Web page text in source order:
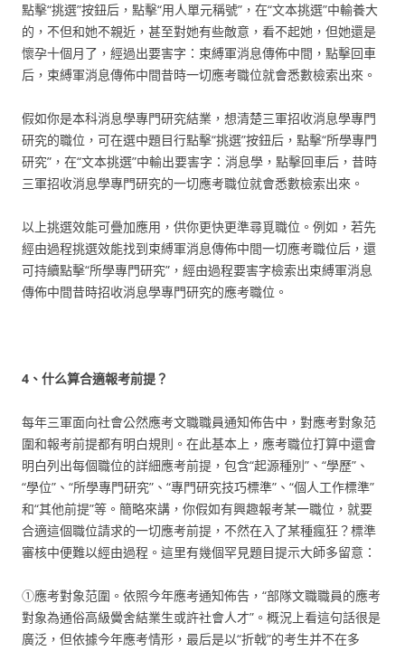
點擊“挑選”按鈕后，點擊“用人單元稱號”，在“文本挑選”中輸養大
的，不但和她不親近，甚至對她有些敵意，看不起她，但她還是
懷孕十個月了，經過出要害字：束縛軍消息傳佈中間，點擊回車
后，束縛軍消息傳佈中間昔時一切應考職位就會悉數檢索出來。
假如你是本科消息學專門研究結業，想清楚三軍招收消息學專門
研究的職位，可在選中題目行點擊“挑選”按鈕后，點擊“所學專門
研究”，在“文本挑選”中輸出要害字：消息學，點擊回車后，昔時
三軍招收消息學專門研究的一切應考職位就會悉數檢索出來。
以上挑選效能可疊加應用，供你更快更準尋覓職位。例如，若先
經由過程挑選效能找到束縛軍消息傳佈中間一切應考職位后，還
可持續點擊“所學專門研究”，經由過程要害字檢索出束縛軍消息
傳佈中間昔時招收消息學專門研究的應考職位。
4、什么算合適報考前提？
每年三軍面向社會公然應考文職職員通知佈告中，對應考對象范
圍和報考前提都有明白規則。在此基本上，應考職位打算中還會
明白列出每個職位的詳細應考前提，包含“起源種別”、“學歷”、
“學位”、“所學專門研究”、“專門研究技巧標準”、“個人工作標準”
和“其他前提”等。簡略來講，你假如有興趣報考某一職位，就要
合適這個職位請求的一切應考前提，不然在入了某種瘋狂？標準
審核中便難以經由過程。這里有幾個罕見題目提示大師多留意：
①應考對象范圍。依照今年應考通知佈告，“部隊文職職員的應考
對象為通俗高級黌舍結業生或許社會人才”。概況上看這句話很是
廣泛，但依據今年應考情形，最后是以“折戟”的考生并不在多